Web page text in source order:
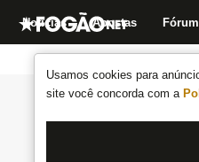
Usamos cookies para
site você concorda com a
Notícias Apostas Fórum